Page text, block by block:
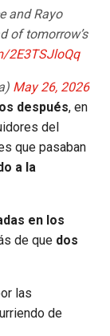
and Rayo
of tomorrow’s
2E3TSJloQq
May 26, 2026
después, en
del
que pasaban
a la
en los
de que dos
las
de